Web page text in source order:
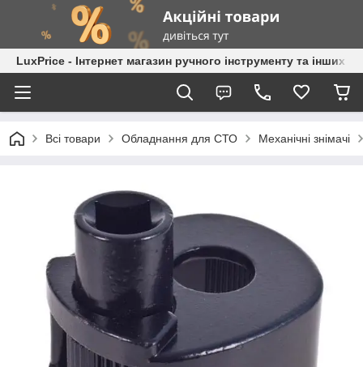
LuxPrice - Інтернет магазин ручного інструменту та інших
Всі товари Обладнання для СТО Механічні знімачі